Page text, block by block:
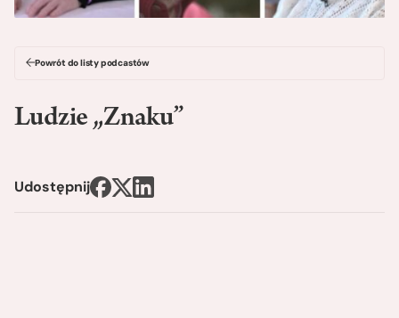
Powrót do listy podcastów
Ludzie „Znaku”
Udostępnij